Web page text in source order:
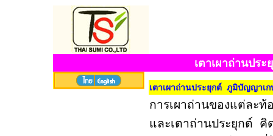
เตาเผาถ่านปร
เตาเผาถ่านประยุกต์ ภูมิปัญญาเก
การเผาถ่านของแต่ละ
และเตาถ่านประยุกต์